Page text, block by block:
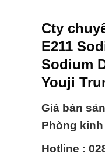
Cty
E211
Sodium
Youji
Giá bán
Phòng
Hotline :